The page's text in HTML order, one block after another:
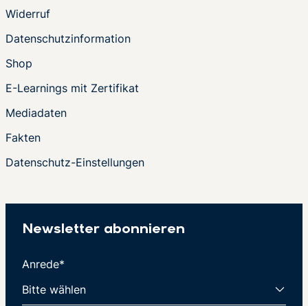
Widerruf
Datenschutzinformation
Shop
E-Learnings mit Zertifikat
Mediadaten
Fakten
Datenschutz-Einstellungen
Newsletter abonnieren
Anrede*